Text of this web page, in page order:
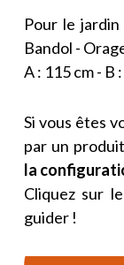
Pour le
Bandol -
A : 115 cm - B
Si vous êtes
par un
la
Cliquez sur
guider !